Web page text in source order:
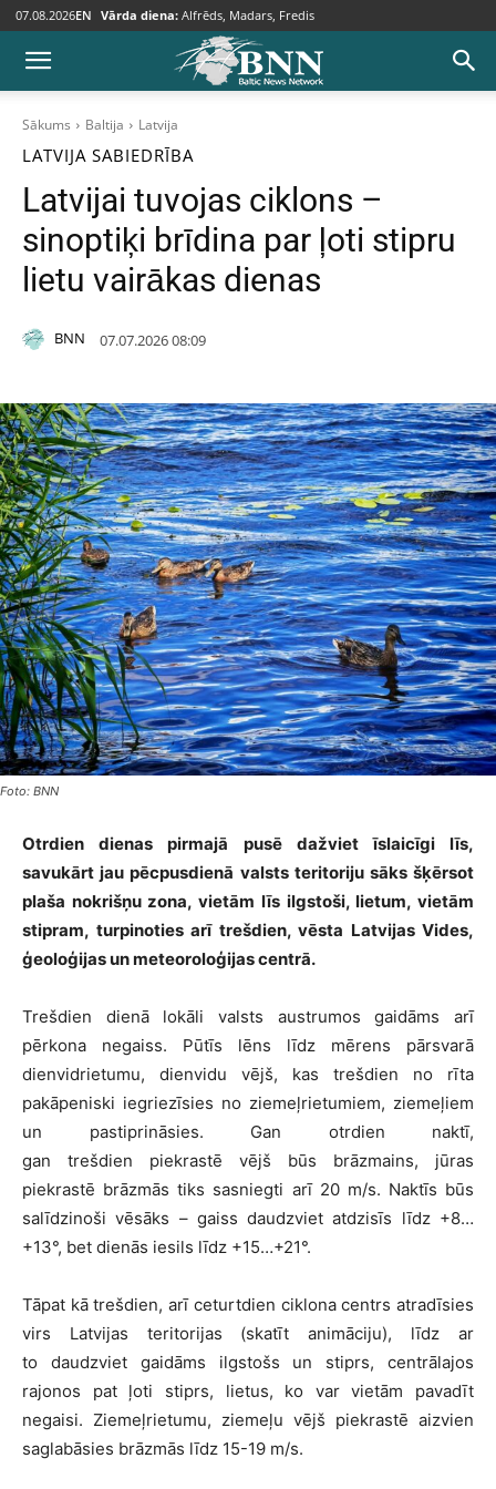
07.08.2026EN Vārda diena: Alfrēds, Madars, Fredis
Sākums Baltija Latvija
LATVIJA SABIEDRĪBA
Latvijai tuvojas ciklons –
sinoptiķi brīdina par ļoti stipru
lietu vairākas dienas
BNN 07.07.2026 08:09
Foto: BNN
Otrdien dienas pirmajā pusē dažviet īslaicīgi līs,
savukārt jau pēcpusdienā valsts teritoriju sāks šķērsot
plaša nokrišņu zona, vietām līs ilgstoši, lietum, vietām
stipram, turpinoties arī trešdien, vēsta Latvijas Vides,
ģeoloģijas un meteoroloģijas centrā.
Trešdien dienā lokāli valsts austrumos gaidāms arī
pērkona negaiss. Pūtīs lēns līdz mērens pārsvarā
dienvidrietumu, dienvidu vējš, kas trešdien no rīta
pakāpeniski iegriezīsies no ziemeļrietumiem, ziemeļiem
un pastiprināsies. Gan otrdien naktī,
gan trešdien piekrastē vējš būs brāzmains, jūras
piekrastē brāzmās tiks sasniegti arī 20 m/s. Naktīs būs
salīdzinoši vēsāks – gaiss daudzviet atdzisīs līdz +8…
+13°, bet dienās iesils līdz +15…+21°.
Tāpat kā trešdien, arī ceturtdien ciklona centrs atradīsies
virs Latvijas teritorijas (skatīt animāciju), līdz ar
to daudzviet gaidāms ilgstošs un stiprs, centrālajos
rajonos pat ļoti stiprs, lietus, ko var vietām pavadīt
negaisi. Ziemeļrietumu, ziemeļu vējš piekrastē aizvien
saglabāsies brāzmās līdz 15-19 m/s.